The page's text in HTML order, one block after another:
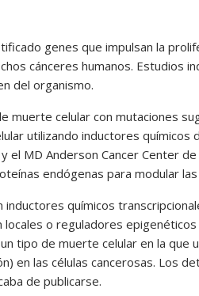
genes que impulsan la
cánceres humanos. Estudios
del organismo.
muerte celular con mutaciones
utilizando inductores
el MD Anderson Cancer Center
endógenas para modular
inductores químicos
o reguladores
tipo de muerte celular en la que
en las células cancerosas. Los
de publicarse.